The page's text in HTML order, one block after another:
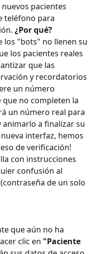
pacientes
teléfono para
¿Por qué?
los "bots" no llenen su
los pacientes reales
que las
y recordatorios
un número
que no completen la
un número real para
a finalizar su
interfaz, hemos
de verificación!
con instrucciones
confusión al
(contraseña de un solo
que aún no ha
clic en "Paciente